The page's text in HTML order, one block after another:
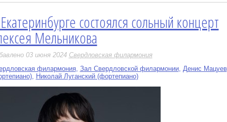
состоялся сольный концерт
Мельникова
03 июня 2024 Свердловская филармония
филармония, Зал Свердловской филармонии, Денис Мацуев
, Николай Луганский (фортепиано)